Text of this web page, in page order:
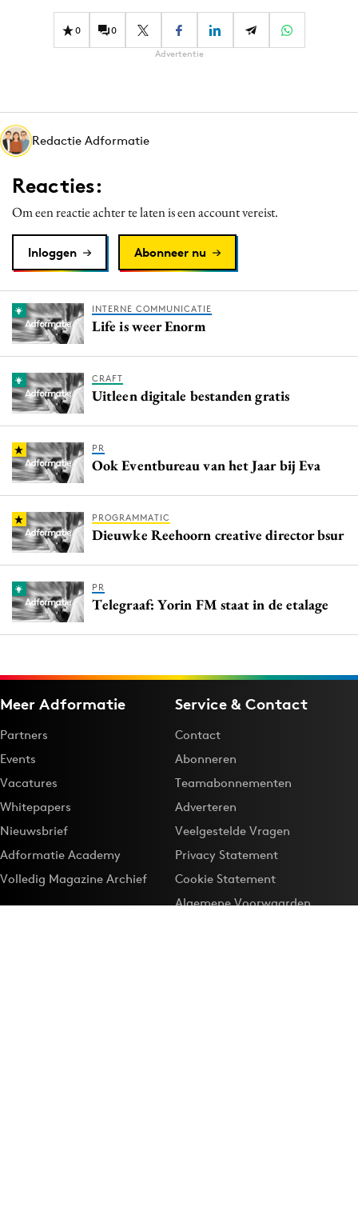
Diversiteit
Effectiviteit
Martech
Media
Merkstrategie
Purpose Marketing
Reputatie & crisis
0 0
Advertentie
Redactie Adformatie
Reacties:
Om een reactie achter te laten is een account vereist.
Inloggen Abonneer nu
INTERNE COMMUNICATIE
Life is weer Enorm
CRAFT
Uitleen digitale bestanden gratis
PR
Ook Eventbureau van het Jaar bij Eva
PROGRAMMATIC
Dieuwke Reehoorn creative director bsur
PR
Telegraaf: Yorin FM staat in de etalage
Meer Adformatie
Partners
Events
Vacatures
Whitepapers
Nieuwsbrief
Adformatie Academy
Volledig Magazine Archief
Service & Contact
Contact
Abonneren
Teamabonnementen
Adverteren
Veelgestelde Vragen
Privacy Statement
Cookie Statement
Algemene Voorwaarden